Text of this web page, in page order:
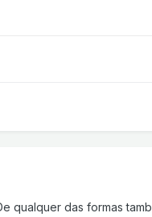
qualquer das formas